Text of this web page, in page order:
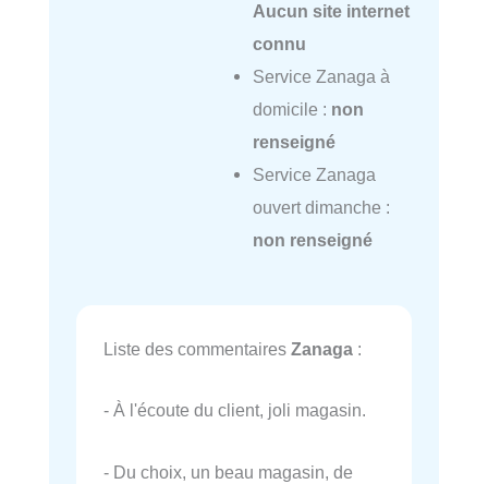
Aucun site internet
connu
Service Zanaga à
domicile : non
renseigné
Service Zanaga
ouvert dimanche :
non renseigné
Liste des commentaires Zanaga :
- À l'écoute du client, joli magasin.
- Du choix, un beau magasin, de